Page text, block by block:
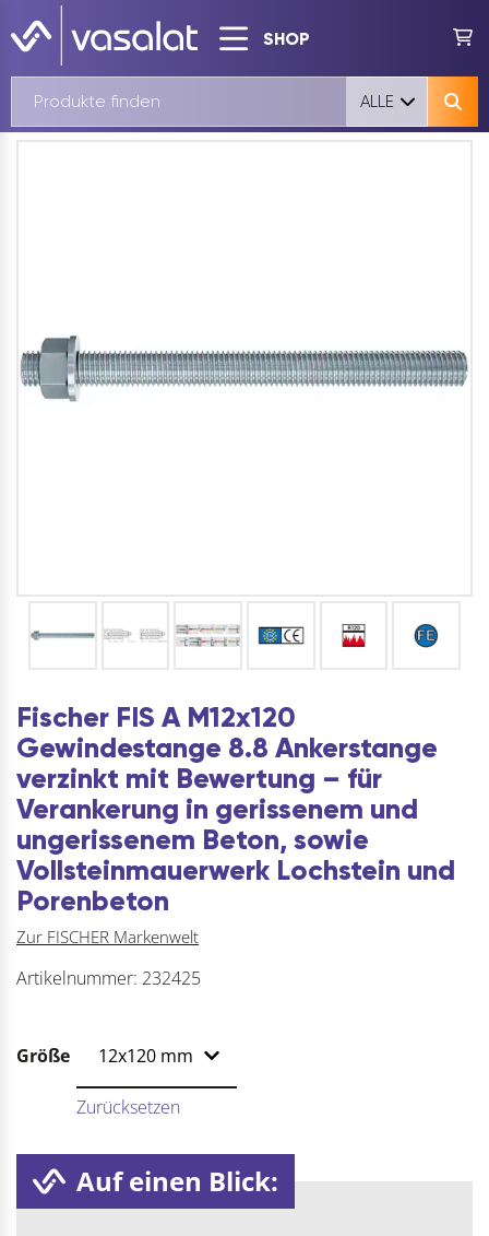
SHOP
ALLE
Fischer FIS A M12x120
Gewindestange 8.8 Ankerstange
verzinkt mit Bewertung – für
Verankerung in gerissenem und
ungerissenem Beton, sowie
Vollsteinmauerwerk Lochstein und
Porenbeton
Zur FISCHER Markenwelt
Artikelnummer: 232425
Größe
Zurücksetzen
Auf einen Blick: